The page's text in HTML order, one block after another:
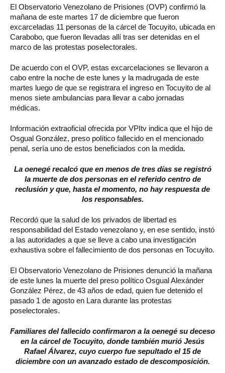
El Observatorio Venezolano de Prisiones (OVP) confirmó la
mañana de este martes 17 de diciembre que fueron
excarceladas 11 personas de la cárcel de Tocuyito, ubicada en
Carabobo, que fueron llevadas allí tras ser detenidas en el
marco de las protestas poselectorales.
De acuerdo con el OVP, estas excarcelaciones se llevaron a
cabo entre la noche de este lunes y la madrugada de este
martes luego de que se registrara el ingreso en Tocuyito de al
menos siete ambulancias para llevar a cabo jornadas
médicas.
Información extraoficial ofrecida por VPItv indica que el hijo de
Osgual González, preso político fallecido en el mencionado
penal, sería uno de estos beneficiados con la medida.
La oenegé recalcó que en menos de tres días se registró
la muerte de dos personas en el referido centro de
reclusión y que, hasta el momento, no hay respuesta de
los responsables.
Recordó que la salud de los privados de libertad es
responsabilidad del Estado venezolano y, en ese sentido, instó
a las autoridades a que se lleve a cabo una investigación
exhaustiva sobre el fallecimiento de dos personas en Tocuyito.
El Observatorio Venezolano de Prisiones denunció la mañana
de este lunes la muerte del preso político Osgual Alexánder
González Pérez, de 43 años de edad, quien fue detenido el
pasado 1 de agosto en Lara durante las protestas
poselectorales.
Familiares del fallecido confirmaron a la oenegé su deceso
en la cárcel de Tocuyito, donde también murió Jesús
Rafael Álvarez, cuyo cuerpo fue sepultado el 15 de
diciembre con un avanzado estado de descomposición.